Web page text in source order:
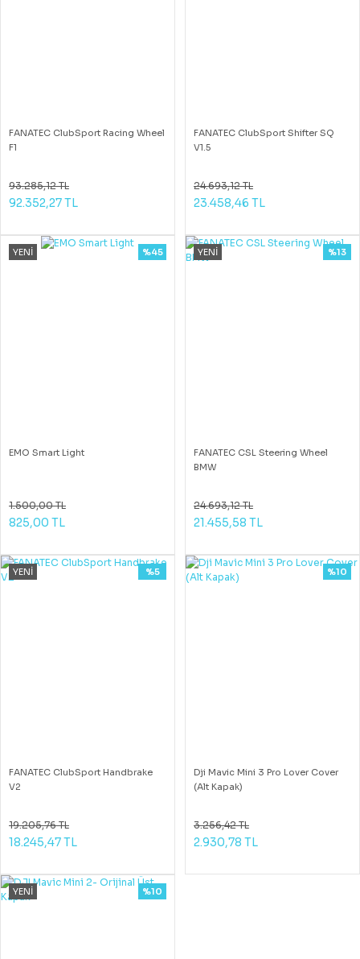
FANATEC ClubSport Racing Wheel
F1
93.285,12 TL
92.352,27 TL
FANATEC ClubSport Shifter SQ
V1.5
24.693,12 TL
23.458,46 TL
YENİ
EMO Smart Light
%45
1.500,00 TL
825,00 TL
YENİ
FANATEC CSL Steering Wheel
BMW
%13
24.693,12 TL
21.455,58 TL
YENİ
FANATEC ClubSport Handbrake
V2
%5
19.205,76 TL
18.245,47 TL
Dji Mavic Mini 3 Pro Lover Cover
(Alt Kapak)
%10
3.256,42 TL
2.930,78 TL
YENİ %10